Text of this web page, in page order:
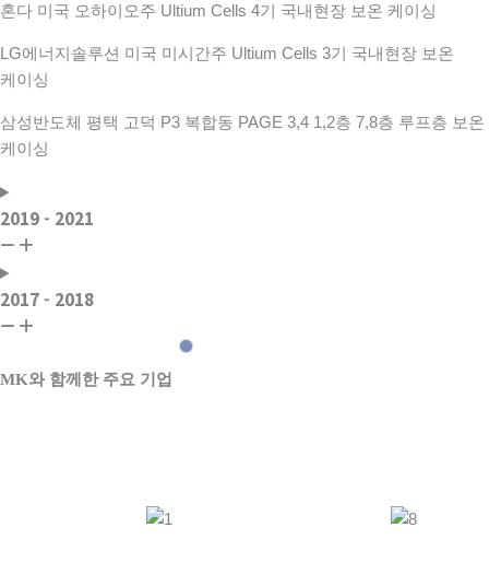
혼다 미국 오하이오주 Ultium Cells 4기 국내현장 보온 케이싱
LG에너지솔루션 미국 미시간주 Ultium Cells 3기 국내현장 보온
케이싱
삼성반도체 평택 고덕 P3 복합동 PAGE 3,4 1,2층 7,8층 루프층 보온
케이싱
2019 - 2021
2017 - 2018
MK와 함께한 주요 기업